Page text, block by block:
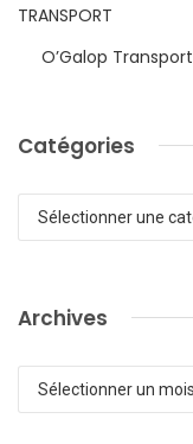
TRANSPORT
O’Galop Transport
Catégories
Archives